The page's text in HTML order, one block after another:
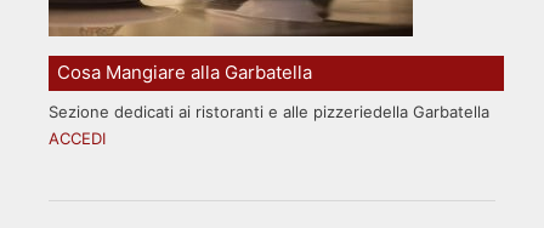
Cosa Mangiare alla Garbatella
Sezione dedicati ai ristoranti e alle pizzeriedella Garbatella
ACCEDI